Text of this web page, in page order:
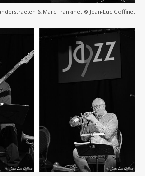
& Marc Frankinet © Jean-Luc Goffinet